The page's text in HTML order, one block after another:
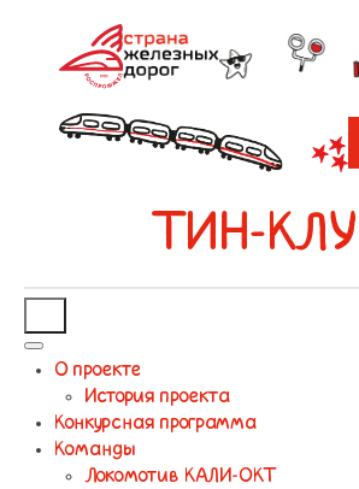
ТИН-
О проекте
История проекта
Конкурсная программа
Команды
Локомотив КАЛИ-ОКТ